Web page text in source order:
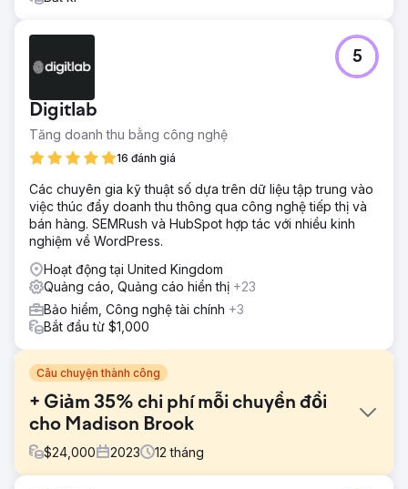
Digitlab
Tăng doanh thu bằng công nghệ
16 đánh giá
5
Các chuyên gia kỹ thuật số dựa trên dữ liệu tập trung vào
việc thúc đẩy doanh thu thông qua công nghệ tiếp thị và
bán hàng. SEMRush và HubSpot hợp tác với nhiều kinh
nghiệm về WordPress.
Hoạt động tại United Kingdom
Quảng cáo, Quảng cáo hiển thị +23
Bảo hiểm, Công nghệ tài chính +3
Bắt đầu từ $1,000
Câu chuyện thành công
+ Giảm 35% chi phí mỗi chuyển đổi
cho Madison Brook
$24,000 2023 12 tháng